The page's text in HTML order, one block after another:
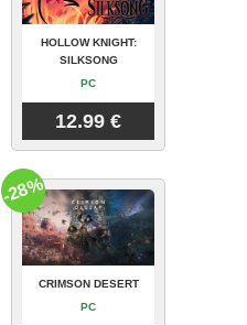
HOLLOW KNIGHT:
SILKSONG
PC
12.99 €
CRIMSON DESERT
PC
-28%